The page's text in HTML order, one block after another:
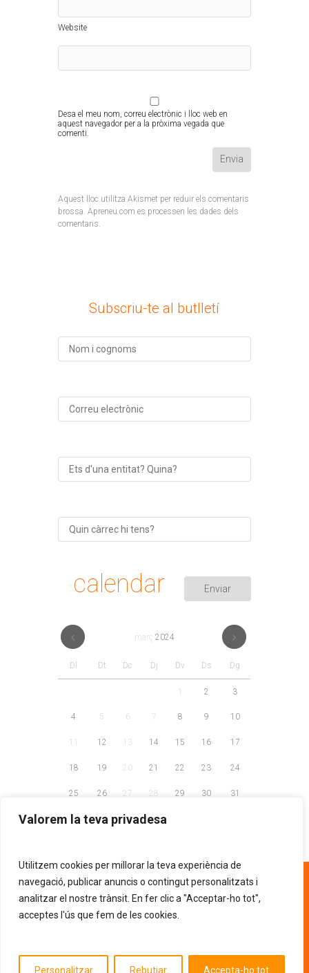
Valorem la teva privadesa
Utilitzem cookies per millorar la teva experiència de
navegació, publicar anuncis o contingut personalitzats i
analitzar el nostre trànsit. En fer clic a "Acceptar-ho tot",
acceptes l'ús que fem de les cookies.
Personalitzar Rebutjar Accepta-ho tot
Website
Desa el meu nom, correu electrònic i lloc web en
aquest navegador per a la pròxima vegada que
comenti.
Aquest lloc utilitza Akismet per reduir els comentaris
brossa. Apreneu com es processen les dades dels
comentaris.
Subscriu-te al butlletí
calendar
març 2024
Dl Dt Dc Dj Dv Ds Dg
2 3
4 5 6 7 8 9 10
12 13 14 15 16 17
18 19 20 21 22 23 24
25 26 27 28 29 30 31
93 268 81 30
AVÍS LEGAL POLÍTICA DE PRIVACITAT
Entitat d'utilitat pública segons la resolució